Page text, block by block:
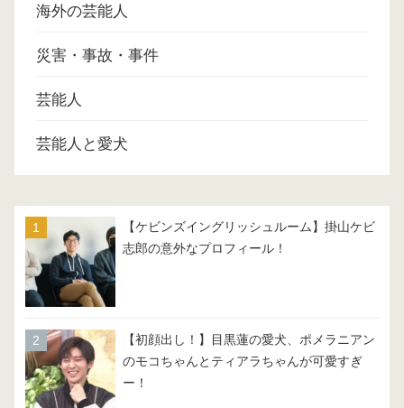
海外の芸能人
災害・事故・事件
芸能人
芸能人と愛犬
【ケビンズイングリッシュルーム】掛山ケビ
志郎の意外なプロフィール！
【初顔出し！】目黒蓮の愛犬、ポメラニアン
のモコちゃんとティアラちゃんが可愛すぎ
ー！